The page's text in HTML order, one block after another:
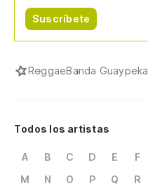
Suscríbete
ReggaeBanda Guaypeka
Todos los artistas
A B C D E F
M
N O P Q R